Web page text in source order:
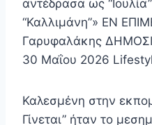
αντέδρασα ως
“Καλλιμάνη”» EN
Γαρυφαλάκης
30 Μαΐου 2026
Καλεσμένη στην
Γίνεται” ήταν το